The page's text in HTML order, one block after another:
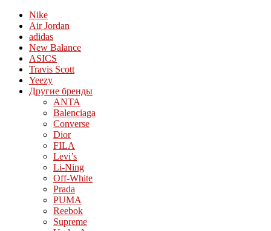
Nike
Air Jordan
adidas
New Balance
ASICS
Travis Scott
Yeezy
Другие бренды
ANTA
Balenciaga
Converse
Dior
FILA
Levi’s
Li-Ning
Off-White
Prada
PUMA
Reebok
Supreme